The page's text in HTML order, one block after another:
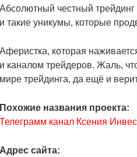
Абсолютный честный
и такие уникумы, которые
Аферистка, которая
и каналом трейдеров. Жаль,
мире трейдинга, да ещё и
Похожие названия проекта:
Телеграмм канал Ксения
Адрес сайта: